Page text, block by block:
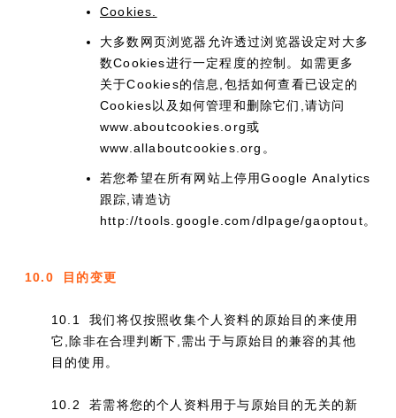
Cookies.
大多数网页浏览器允许透过浏览器设定对大多
数Cookies进行一定程度的控制。如需更多
关于Cookies的信息,包括如何查看已设定的
Cookies以及如何管理和删除它们,请访问
www.aboutcookies.org或
www.allaboutcookies.org。
若您希望在所有网站上停用Google Analytics
跟踪,请造访
http://tools.google.com/dlpage/gaoptout。
10.0 目的变更
10.1 我们将仅按照收集个人资料的原始目的来使用
它,除非在合理判断下,需出于与原始目的兼容的其他
目的使用。
10.2 若需将您的个人资料用于与原始目的无关的新